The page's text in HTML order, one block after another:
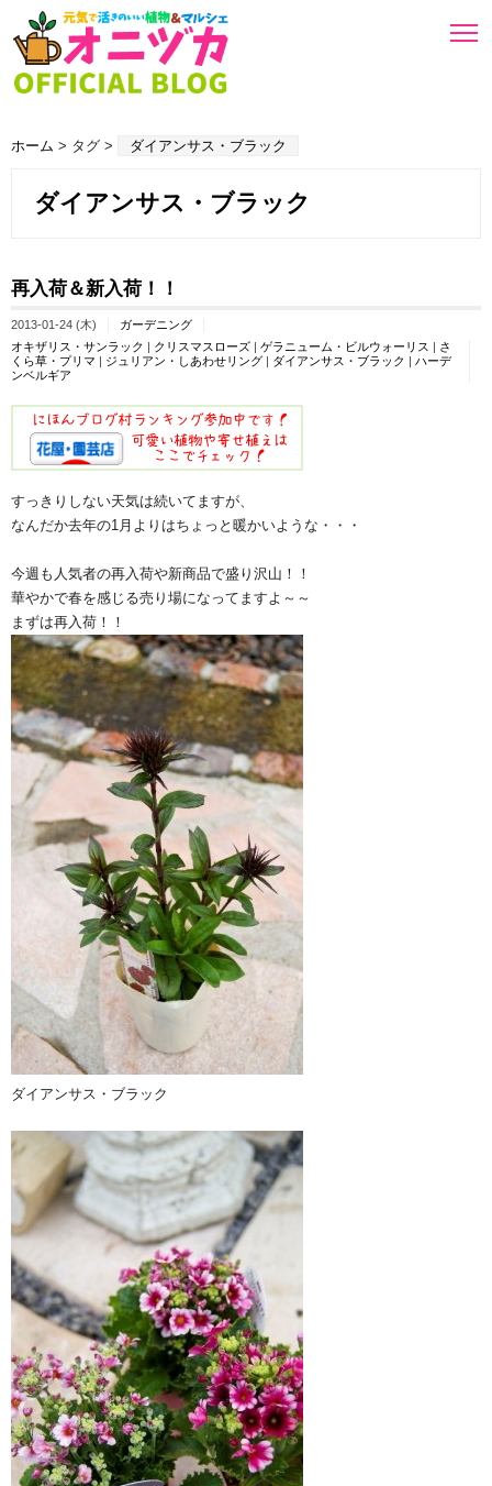
ホーム > タグ > ダイアンサス・ブラック
ダイアンサス・ブラック
再入荷＆新入荷！！
2013-01-24 (木)
ガーデニング
オキザリス・サンラック | クリスマスローズ | ゲラニューム・ビルウォーリス | さ
くら草・プリマ | ジュリアン・しあわせリング | ダイアンサス・ブラック | ハーデ
ンベルギア
すっきりしない天気は続いてますが、
なんだか去年の1月よりはちょっと暖かいような・・・
今週も人気者の再入荷や新商品で盛り沢山！！
華やかで春を感じる売り場になってますよ～～
まずは再入荷！！
ダイアンサス・ブラック